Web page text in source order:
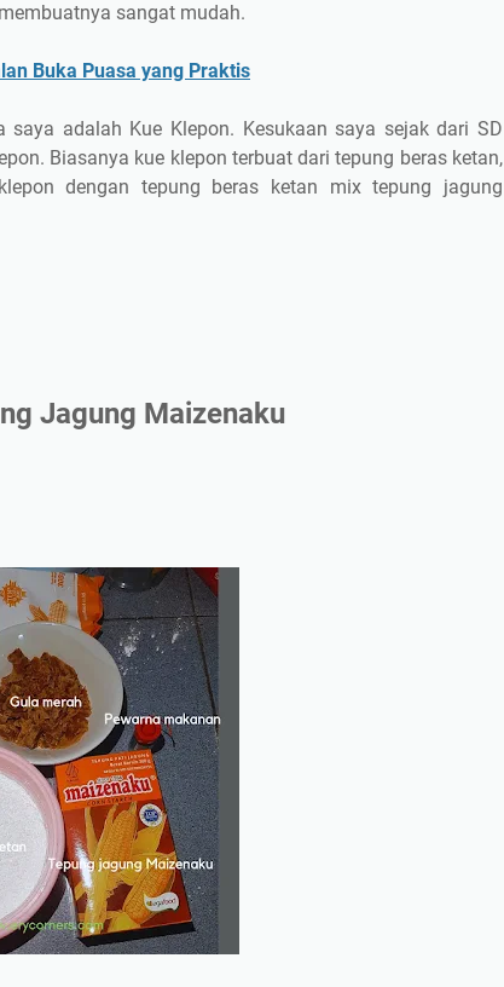
sangat mudah.
Buka Puasa yang Praktis
adalah Kue Klepon. Kesukaan saya sejak dari SD
Biasanya kue klepon terbuat dari tepung beras ketan,
dengan tepung beras ketan mix tepung jagung
Jagung Maizenaku